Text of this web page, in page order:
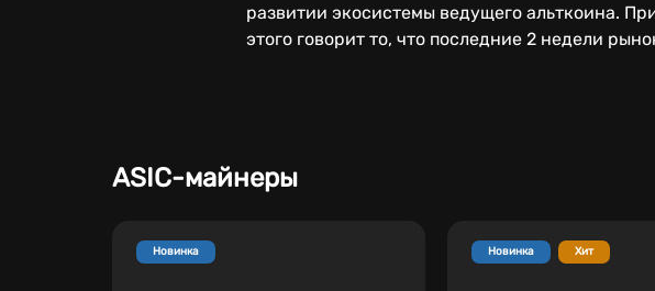
развитии экосистемы ведущего альткоина.
этого говорит то, что последние 2 недели
ASIC-майнеры
Новинка Новинка Хит